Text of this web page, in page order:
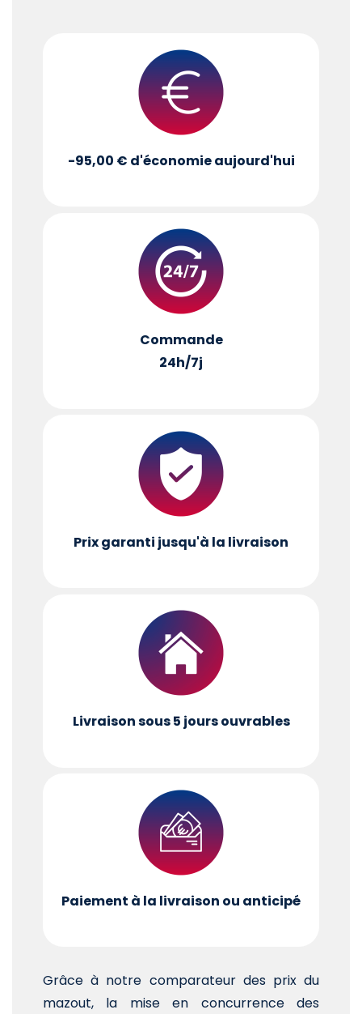
-95,00 € d'économie aujourd'hui
Commande
24h/7j
Prix garanti jusqu'à la livraison
Livraison sous 5 jours ouvrables
Paiement à la livraison ou anticipé
Grâce à notre comparateur des prix du
mazout, la mise en concurrence des